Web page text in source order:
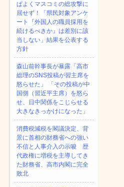
ぱよくマスコミの総攻撃に
屈せず！「県民対象アンケ
ート『外国人の職員採用を
続けるべきか』は差別に該
当しない」結果を公表する
方針
森山前幹事長が暴露「高市
総理のSNS投稿が習主席を
怒らせた」 「その投稿が中
国側（習近平主席）を怒ら
せ、日中関係をこじらせる
大きなきっかけになった」
消費税減税を閣議決定、背
景に首相の財務省への強い
不信と人事介入の示唆 歴
代政権に増税を主導してき
た財務省、高市内閣に完全
敗北